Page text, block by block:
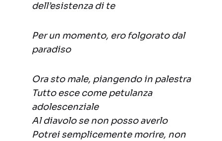
dell’esistenza di te
Per un momento, ero folgorato dal
paradiso
Ora sto male, piangendo in palestra
Tutto esce come petulanza
adolescenziale
Al diavolo se non posso averlo
Potrei semplicemente morire, non